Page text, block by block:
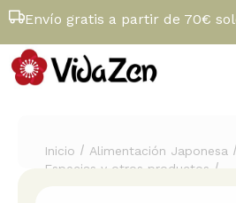
Envío gratis a partir de 70€
Inicio / Alimentación Japonesa /
Especias y otros productos /